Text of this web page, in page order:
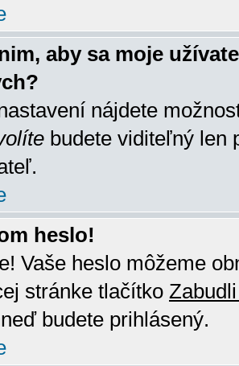
aby sa moje
nájdete
budete viditeľný len
heslo!
Vaše heslo môžeme
stránke tlačítko
budete prihlásený.